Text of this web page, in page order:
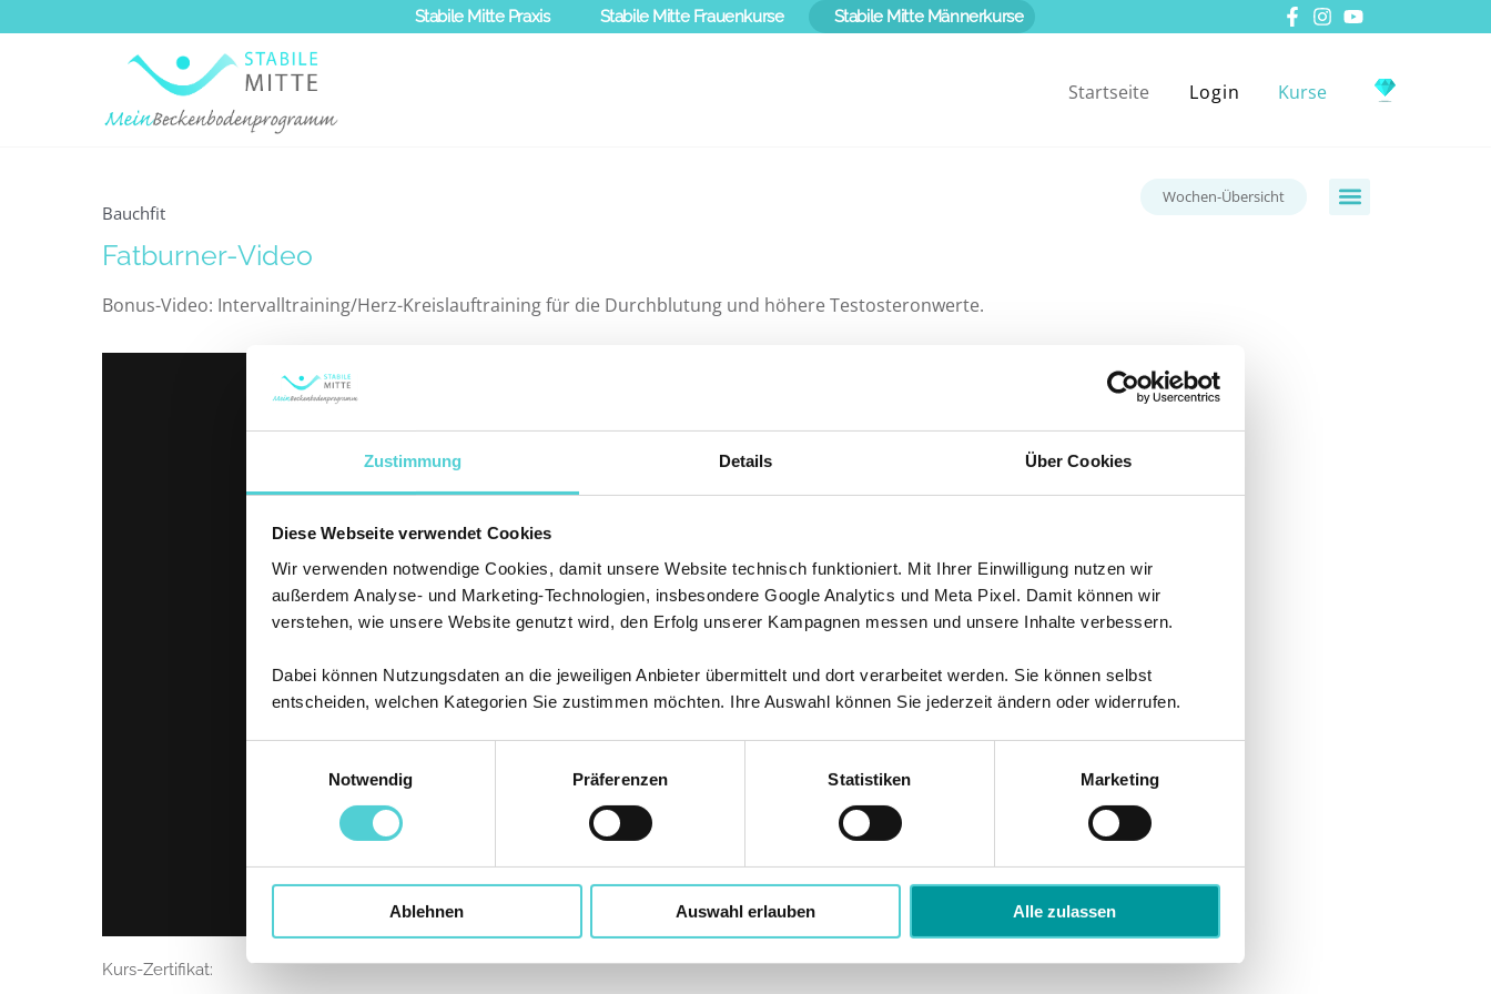
Zustimmung Details Über Cookies
Diese Webseite verwendet Cookies
Wir verwenden notwendige Cookies, damit unsere Website technisch funktioniert. Mit Ihrer Einwilligung nutzen wir
außerdem Analyse- und Marketing-Technologien, insbesondere Google Analytics und Meta Pixel. Damit können wir
verstehen, wie unsere Website genutzt wird, den Erfolg unserer Kampagnen messen und unsere Inhalte verbessern.
Dabei können Nutzungsdaten an die jeweiligen Anbieter übermittelt und dort verarbeitet werden. Sie können selbst
entscheiden, welchen Kategorien Sie zustimmen möchten. Ihre Auswahl können Sie jederzeit ändern oder widerrufen.
Notwendig
Präferenzen Statistiken Marketing
Ablehnen Auswahl erlauben Alle zulassen
Stabile Mitte Praxis Stabile Mitte Frauenkurse Stabile Mitte Männerkurse
Startseite Login Kurse
Bauchfit
Wochen-Übersicht
Fatburner-Video
Bonus-Video: Intervalltraining/Herz-Kreislauftraining für die Durchblutung und höhere Testosteronwerte.
Kurs-Zertifikat: